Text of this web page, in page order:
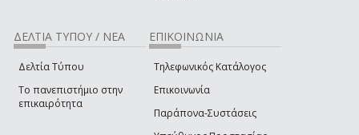
ΔΕΛΤΙΑ ΤΥΠΟΥ / ΝΕΑ
Δελτία Τύπου
Το πανεπιστήμιο στην
επικαιρότητα
ΕΠΙΚΟΙΝΩΝΙΑ
Τηλεφωνικός Κατάλογος
Επικοινωνία
Παράπονα-Συστάσεις